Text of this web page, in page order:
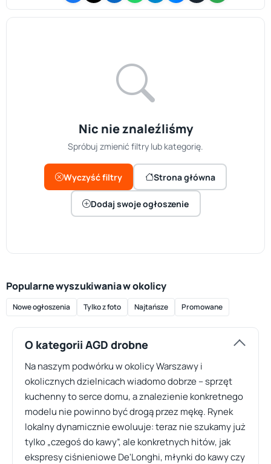
Nic nie znaleźliśmy
Spróbuj zmienić filtry lub kategorię.
Wyczyść filtry Strona główna
Dodaj swoje ogłoszenie
Popularne wyszukiwania w okolicy
Nowe ogłoszenia Tylko z foto Najtańsze Promowane
O kategorii AGD drobne
Na naszym podwórku w okolicy Warszawy i
okolicznych dzielnicach wiadomo dobrze – sprzęt
kuchenny to serce domu, a znalezienie konkretnego
modelu nie powinno być drogą przez mękę. Rynek
lokalny dynamicznie ewoluuje: teraz nie szukamy już
tylko „czegoś do kawy”, ale konkretnych hitów, jak
ekspresy ciśnieniowe De'Longhi, młynki do kawy czy